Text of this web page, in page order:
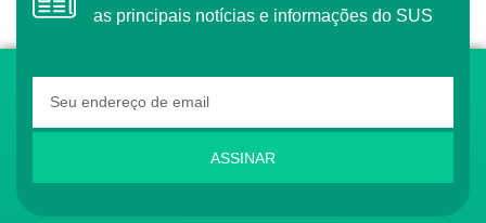
as principais notícias e informações do SUS
ASSINAR